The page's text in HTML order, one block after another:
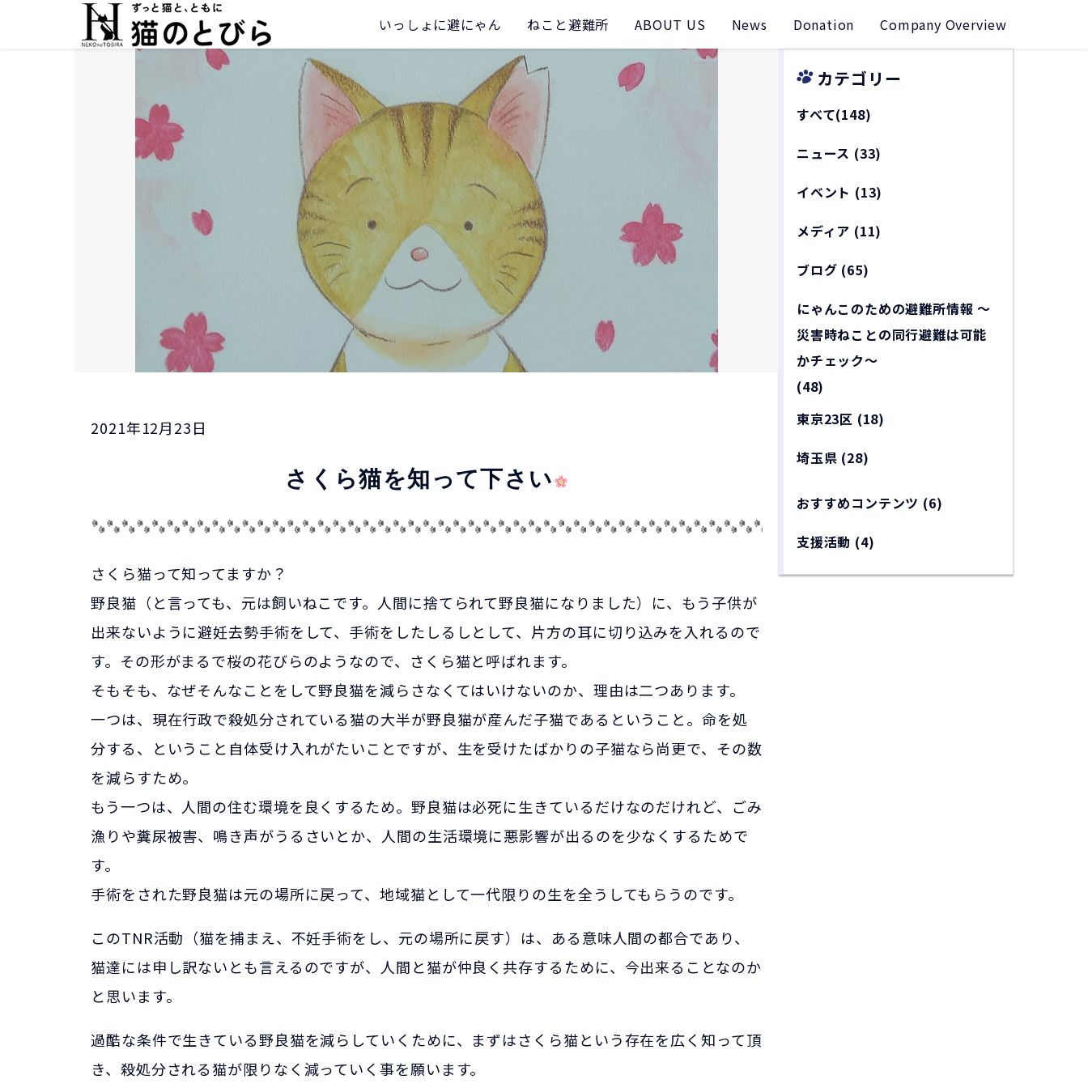
いっしょに避にゃん ねこと避難所 ABOUT US News Donation Company Overview
2021年12月23日
さくら猫を知って下さい
さくら猫って知ってますか？
野良猫（と言っても、元は飼いねこです。人間に捨てられて野良猫になりました）に、もう子供が
出来ないように避妊去勢手術をして、手術をしたしるしとして、片方の耳に切り込みを入れるので
す。その形がまるで桜の花びらのようなので、さくら猫と呼ばれます。
そもそも、なぜそんなことをして野良猫を減らさなくてはいけないのか、理由は二つあります。
一つは、現在行政で殺処分されている猫の大半が野良猫が産んだ子猫であるということ。命を処
分する、ということ自体受け入れがたいことですが、生を受けたばかりの子猫なら尚更で、その数
を減らすため。
もう一つは、人間の住む環境を良くするため。野良猫は必死に生きているだけなのだけれど、ごみ
漁りや糞尿被害、鳴き声がうるさいとか、人間の生活環境に悪影響が出るのを少なくするためで
す。
手術をされた野良猫は元の場所に戻って、地域猫として一代限りの生を全うしてもらうのです。
このTNR活動（猫を捕まえ、不妊手術をし、元の場所に戻す）は、ある意味人間の都合であり、
猫達には申し訳ないとも言えるのですが、人間と猫が仲良く共存するために、今出来ることなのか
と思います。
過酷な条件で生きている野良猫を減らしていくために、まずはさくら猫という存在を広く知って頂
き、殺処分される猫が限りなく減っていく事を願います。
カテゴリー
すべて(148)
ニュース (33)
イベント (13)
メディア (11)
ブログ (65)
にゃんこのための避難所情報 〜
災害時ねことの同行避難は可能
かチェック〜
(48)
東京23区 (18)
埼玉県 (28)
おすすめコンテンツ (6)
支援活動 (4)